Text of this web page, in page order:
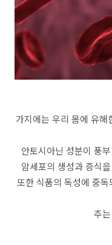
가지에는 우리 몸에 유해
안토시아닌 성분이 풍
암세포의 생성과 증식
또한 식품의 독성에 중
주